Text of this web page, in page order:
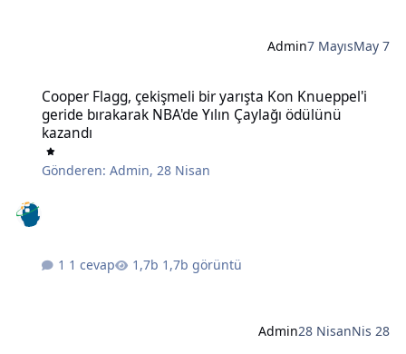
Admin7 MayısMay 7
Cooper Flagg, çekişmeli bir yarışta Kon Knueppel'i
geride bırakarak NBA'de Yılın Çaylağı ödülünü
kazandı
Gönderen:Admin,28 Nisan
1 cevap 1,7b görüntü
Admin28 NisanNis 28